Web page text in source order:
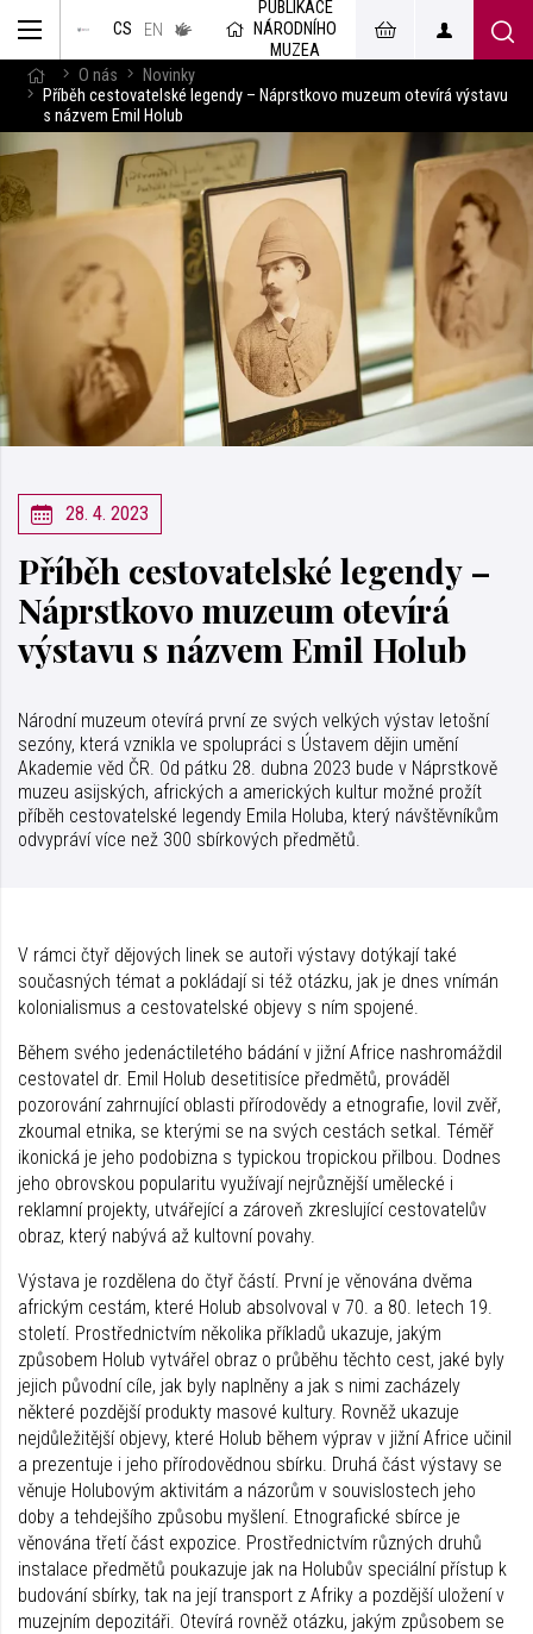
CS EN
v českém
jazyce
PUBLIKACE
NÁRODNÍHO
MUZEA
O nás
Novinky
Příběh cestovatelské legendy – Náprstkovo muzeum otevírá výstavu
s názvem Emil Holub
28. 4. 2023
Příběh cestovatelské legendy –
Náprstkovo muzeum otevírá
výstavu s názvem Emil Holub
Národní muzeum otevírá první ze svých velkých výstav letošní
sezóny, která vznikla ve spolupráci s Ústavem dějin umění
Akademie věd ČR. Od pátku 28. dubna 2023 bude v Náprstkově
muzeu asijských, afrických a amerických kultur možné prožít
příběh cestovatelské legendy Emila Holuba, který návštěvníkům
odvypráví více než 300 sbírkových předmětů.
V rámci čtyř dějových linek se autoři výstavy dotýkají také
současných témat a pokládají si též otázku, jak je dnes vnímán
kolonialismus a cestovatelské objevy s ním spojené.
Během svého jedenáctiletého bádání v jižní Africe nashromáždil
cestovatel dr. Emil Holub desetitisíce předmětů, prováděl
pozorování zahrnující oblasti přírodovědy a etnografie, lovil zvěř,
zkoumal etnika, se kterými se na svých cestách setkal. Téměř
ikonická je jeho podobizna s typickou tropickou přilbou. Dodnes
jeho obrovskou popularitu využívají nejrůznější umělecké i
reklamní projekty, utvářející a zároveň zkreslující cestovatelův
obraz, který nabývá až kultovní povahy.
Výstava je rozdělena do čtyř částí. První je věnována dvěma
africkým cestám, které Holub absolvoval v 70. a 80. letech 19.
století. Prostřednictvím několika příkladů ukazuje, jakým
způsobem Holub vytvářel obraz o průběhu těchto cest, jaké byly
jejich původní cíle, jak byly naplněny a jak s nimi zacházely
některé pozdější produkty masové kultury. Rovněž ukazuje
nejdůležitější objevy, které Holub během výprav v jižní Africe učinil
a prezentuje i jeho přírodovědnou sbírku. Druhá část výstavy se
věnuje Holubovým aktivitám a názorům v souvislostech jeho
doby a tehdejšího způsobu myšlení. Etnografické sbírce je
věnována třetí část expozice. Prostřednictvím různých druhů
instalace předmětů poukazuje jak na Holubův speciální přístup k
budování sbírky, tak na její transport z Afriky a pozdější uložení v
muzejním depozitáři. Otevírá rovněž otázku, jakým způsobem se